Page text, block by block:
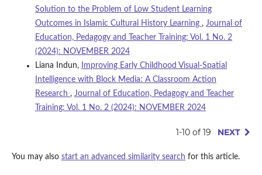
Solution to the Problem of Low Student Learning
Outcomes in Islamic Cultural History Learning , Journal of
Education, Pedagogy and Teacher Training: Vol. 1 No. 2
(2024): NOVEMBER 2024
Liana Indun,
Improving Early Childhood Visual-Spatial
Intelligence with Block Media: A Classroom Action
Research , Journal of Education, Pedagogy and Teacher
Training: Vol. 1 No. 2 (2024): NOVEMBER 2024
1-10 of 19 NEXT
You may also start an advanced similarity search for this article.